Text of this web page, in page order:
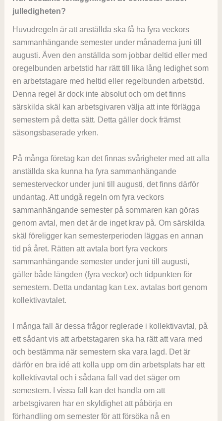
julledigheten?
Huvudregeln är att anställda ska få ha fyra veckors
sammanhängande semester under månaderna juni till
augusti. Även den anställda som jobbar deltid eller med
oregelbunden arbetstid har rätt till lika lång ledighet som
en arbetstagare med heltid eller regelbunden arbetstid.
Denna regel är dock inte absolut och om det finns
särskilda skäl kan arbetsgivaren välja att inte förlägga
semestern på detta sätt. Detta gäller dock främst
säsongsbaserade yrken.
På många företag kan det finnas svårigheter med att alla
anställda ska kunna ha fyra sammanhängande
semesterveckor under juni till augusti, det finns därför
undantag. Att undgå regeln om fyra veckors
sammanhängande semester på sommaren kan göras
genom avtal, men det är de inget krav på. Om särskilda
skäl föreligger kan semesterperioden läggas en annan
tid på året. Rätten att avtala bort fyra veckors
sammanhängande semester under juni till augusti,
gäller både längden (fyra veckor) och tidpunkten för
semestern. Detta undantag kan t.ex. avtalas bort genom
kollektivavtalet.
I många fall är dessa frågor reglerade i kollektivavtal, på
ett sådant vis att arbetstagaren ska ha rätt att vara med
och bestämma när semestern ska vara lagd. Det är
därför en bra idé att kolla upp om din arbetsplats har ett
kollektivavtal och i sådana fall vad det säger om
semestern. I vissa fall kan det handla om att
arbetsgivaren har en skyldighet att påbörja en
förhandling om semester för att försöka nå en